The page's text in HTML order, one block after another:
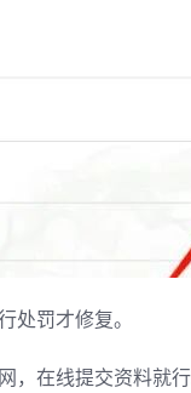
处罚才修复。
在线提交资料就行